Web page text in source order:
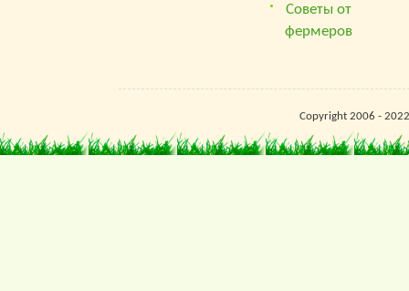
Советы от
фермеров
Copyright 2006 -